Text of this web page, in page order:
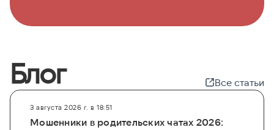
Блог Все статьи
3 августа 2026 г. в 18:51
Мошенники в родительских чатах 2026: